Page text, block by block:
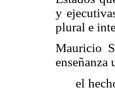
y
plural e
Mauricio
enseñanza
el